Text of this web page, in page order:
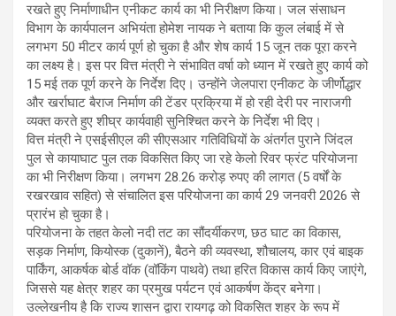
रखते हुए निर्माणाधीन एनीकट कार्य का भी निरीक्षण किया। जल संसाधन
विभाग के कार्यपालन अभियंता होमेश नायक ने बताया कि कुल लंबाई में से
लगभग 50 मीटर कार्य पूर्ण हो चुका है और शेष कार्य 15 जून तक पूरा करने
का लक्ष्य है। इस पर वित्त मंत्री ने संभावित वर्षा को ध्यान में रखते हुए कार्य को
15 मई तक पूर्ण करने के निर्देश दिए। उन्होंने जेलपारा एनीकट के जीर्णोद्धार
और खर्राघाट बैराज निर्माण की टेंडर प्रक्रिया में हो रही देरी पर नाराजगी
व्यक्त करते हुए शीघ्र कार्यवाही सुनिश्चित करने के निर्देश भी दिए।
वित्त मंत्री ने एसईसीएल की सीएसआर गतिविधियों के अंतर्गत पुराने जिंदल
पुल से कायाघाट पुल तक विकसित किए जा रहे केलो रिवर फ्रंट परियोजना
का भी निरीक्षण किया। लगभग 28.26 करोड़ रुपए की लागत (5 वर्षों के
रखरखाव सहित) से संचालित इस परियोजना का कार्य 29 जनवरी 2026 से
प्रारंभ हो चुका है।
परियोजना के तहत केलो नदी तट का सौंदर्यीकरण, छठ घाट का विकास,
सड़क निर्माण, कियोस्क (दुकानें), बैठने की व्यवस्था, शौचालय, कार एवं बाइक
पार्किंग, आकर्षक बोर्ड वॉक (वॉकिंग पाथवे) तथा हरित विकास कार्य किए जाएंगे,
जिससे यह क्षेत्र शहर का प्रमुख पर्यटन एवं आकर्षण केंद्र बनेगा।
उल्लेखनीय है कि राज्य शासन द्वारा रायगढ़ को विकसित शहर के रूप में